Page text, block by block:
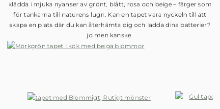
klädda i mjuka nyanser av grönt, blått, rosa och beige – färger som
för tankarna till naturens lugn. Kan en tapet vara nyckeln till att
skapa en plats där du kan återhämta dig och ladda dina batterier?
jo men kanske.